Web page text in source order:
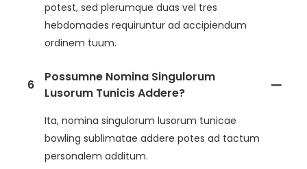
potest, sed plerumque duas vel tres
hebdomades requiruntur ad accipiendum
ordinem tuum.
6
Possumne Nomina Singulorum
Lusorum Tunicis Addere?
Ita, nomina singulorum lusorum tunicae
bowling sublimatae addere potes ad tactum
personalem additum.